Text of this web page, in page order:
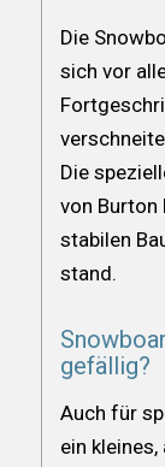
Die
sich vor
Die
von Burton
stabilen
stand.
gefällig?
Auch für
ein